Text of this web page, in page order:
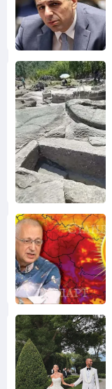
Снимка:
Bulgaria ON
AIR